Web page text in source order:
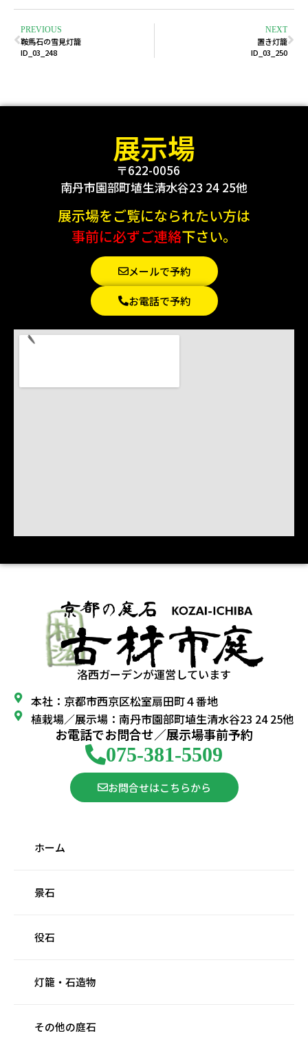
PREVIOUS
鞍馬石の雪見灯籠
ID_03_248
NEXT
置き灯籠
ID_03_250
展示場
〒622-0056
南丹市園部町埴生清水谷23 24 25他
展示場をご覧になられたい方は
事前に必ずご連絡下さい。
メールで予約
お電話で予約
洛西ガーデンが運営しています
本社：京都市西京区松室扇田町４番地
植栽場／展示場：南丹市園部町埴生清水谷23 24 25他
お電話でお問合せ／展示場事前予約
075-381-5509
お問合せはこちらから
ホーム
景石
役石
灯籠・石造物
その他の庭石